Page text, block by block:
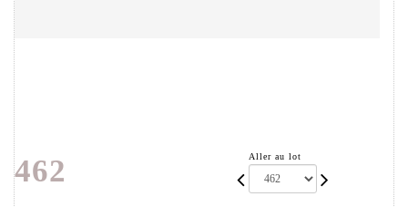
462 Aller au lot